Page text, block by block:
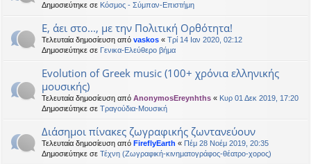
Δημοσιεύτηκε σε Κόσμος - Σύμπαν-Επιστήμη
Ε, άει στο..., με την Πολιτική Ορθότητα!
Τελευταία δημοσίευση από vaskos « Τρί 14 Ιαν 2020, 02:12
Δημοσιεύτηκε σε Γενικα-Ελεύθερο βήμα
Evolution of Greek music (100+ χρόνια ελληνικής
μουσικής)
Τελευταία δημοσίευση από AnonymosEreynhths « Κυρ 01 Δεκ 2019, 17:20
Δημοσιεύτηκε σε Τραγούδια-Μουσική
Διάσημοι πίνακες ζωγραφικής ζωντανεύουν
Τελευταία δημοσίευση από FireflyEarth « Πέμ 28 Νοέμ 2019, 20:35
Δημοσιεύτηκε σε Τέχνη (Ζωγραφική-κινηματογράφος-θέατρο-χορος)